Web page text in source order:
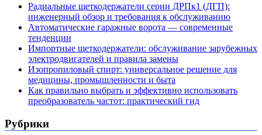
Радиальные щеткодержатели серии ДРПк1 (ДГП):
инженерный обзор и требования к обслуживанию
Автоматические гаражные ворота — современные
тенденции
Импортные щеткодержатели: обслуживание зарубежных
электродвигателей и правила замены
Изопропиловый спирт: универсальное решение для
медицины, промышленности и быта
Как правильно выбрать и эффективно использовать
преобразователь частот: практический гид
Рубрики